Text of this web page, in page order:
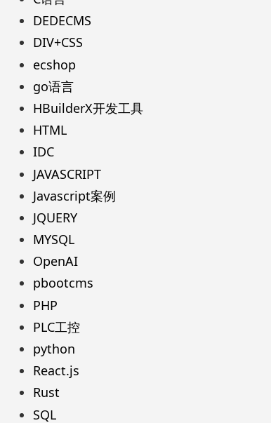
DEDECMS
DIV+CSS
ecshop
go语言
HBuilderX开发工具
HTML
IDC
JAVASCRIPT
Javascript案例
JQUERY
MYSQL
OpenAI
pbootcms
PHP
PLC工控
python
React.js
Rust
SQL